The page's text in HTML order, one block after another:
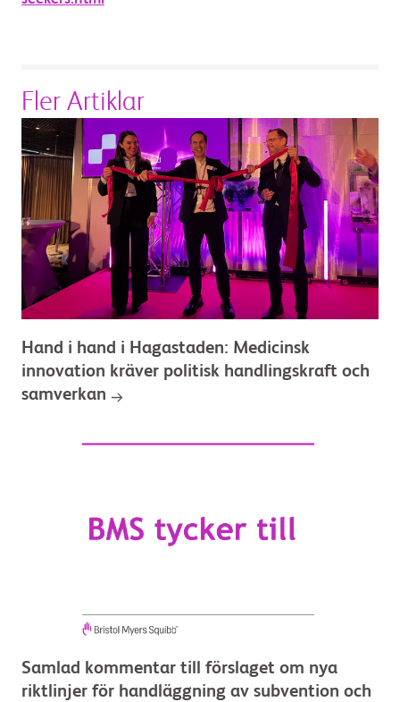
Fler Artiklar
Hand i hand i Hagastaden: Medicinsk
innovation kräver politisk handlingskraft och
samverkan
Samlad kommentar till förslaget om nya
riktlinjer för handläggning av subvention och